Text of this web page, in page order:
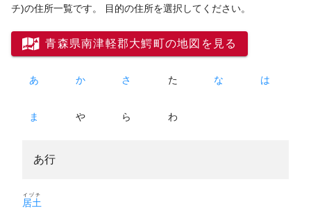
チ)の住所一覧です。 目的の住所を選択してください。
青森県南津軽郡大鰐町の地図を見る
あ か さ た な は
ま や ら わ
あ行
居土
イヅチ